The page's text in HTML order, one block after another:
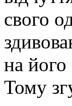
свого
на його
Тому